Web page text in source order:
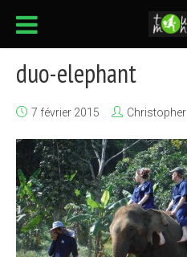
duo-elephant
7 février 2015 Christopher